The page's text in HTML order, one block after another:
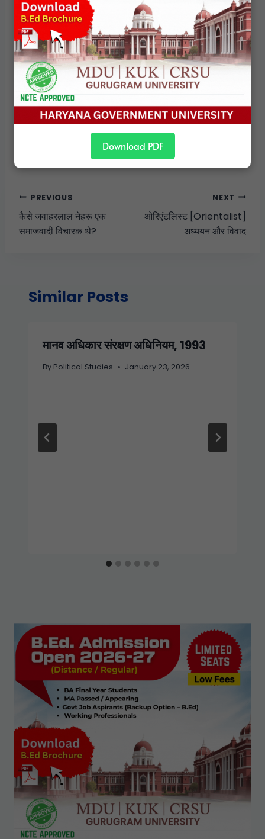
PREVIOUS
कैसे जवाहरलाल नेहरू एक
समाजवादी विचारक थे?
NEXT
ओरिएंटलिस्ट [Orientalist]
अध्ययन और विवाद
Similar Posts
मानव अधिकार संरक्षण अधिनियम, 1993
By Political Studies January 23, 2026
Download PDF